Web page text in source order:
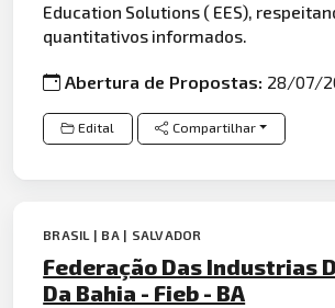
Education Solutions ( EES),
quantitativos informados.
Abertura de Propostas: 28/07/
Edital Compartilhar
BRASIL | BA | SALVADOR
Federação Das Industrias
Da Bahia - Fieb - BA